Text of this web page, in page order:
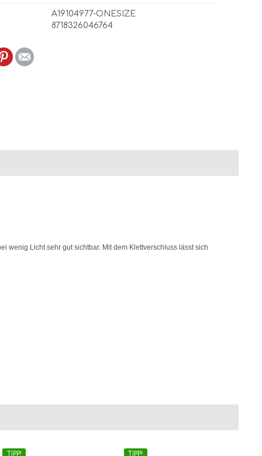
A19104977-ONESIZE
8718326046764
wenig Licht sehr gut sichtbar. Mit dem Klettverschluss lässt sich
TIPP! TIPP!